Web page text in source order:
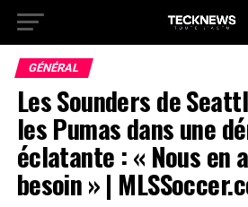
GÉNÉRAL
Les Sounders de
les Pumas dans une
éclatante : « Nous en
besoin » |